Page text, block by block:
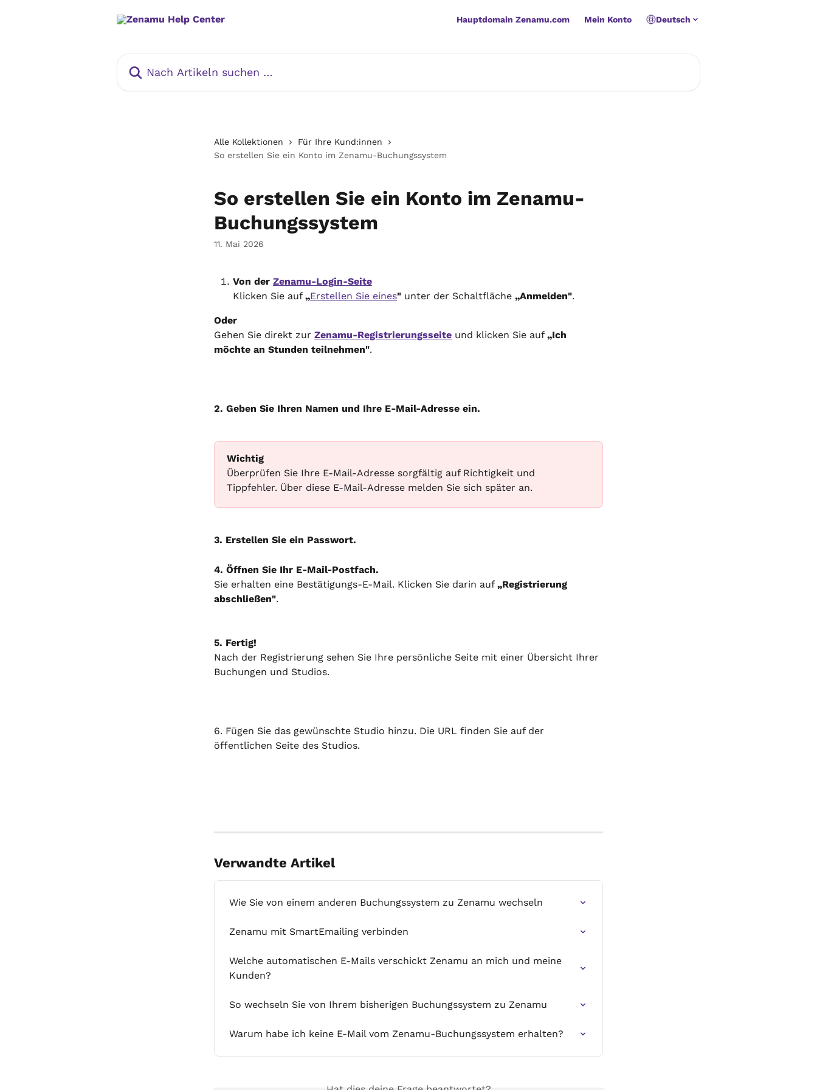
Hauptdomain Zenamu.com Mein Konto Deutsch
Alle Kollektionen
Für Ihre Kund:innen
So erstellen Sie ein Konto im Zenamu-Buchungssystem
So erstellen Sie ein Konto im Zenamu-
Buchungssystem
11. Mai 2026
Von der Zenamu-Login-Seite
Klicken Sie auf „Erstellen Sie eines" unter der Schaltfläche „Anmelden".
Oder
Gehen Sie direkt zur Zenamu-Registrierungsseite und klicken Sie auf „Ich
möchte an Stunden teilnehmen".
2. Geben Sie Ihren Namen und Ihre E-Mail-Adresse ein.
Wichtig
Überprüfen Sie Ihre E-Mail-Adresse sorgfältig auf Richtigkeit und
Tippfehler. Über diese E-Mail-Adresse melden Sie sich später an.
3. Erstellen Sie ein Passwort.
4. Öffnen Sie Ihr E-Mail-Postfach.
Sie erhalten eine Bestätigungs-E-Mail. Klicken Sie darin auf „Registrierung
abschließen".
5. Fertig!
Nach der Registrierung sehen Sie Ihre persönliche Seite mit einer Übersicht Ihrer
Buchungen und Studios.
6. Fügen Sie das gewünschte Studio hinzu. Die URL finden Sie auf der
öffentlichen Seite des Studios.
Verwandte Artikel
Wie Sie von einem anderen Buchungssystem zu Zenamu wechseln
Zenamu mit SmartEmailing verbinden
Welche automatischen E-Mails verschickt Zenamu an mich und meine
Kunden?
So wechseln Sie von Ihrem bisherigen Buchungssystem zu Zenamu
Warum habe ich keine E-Mail vom Zenamu-Buchungssystem erhalten?